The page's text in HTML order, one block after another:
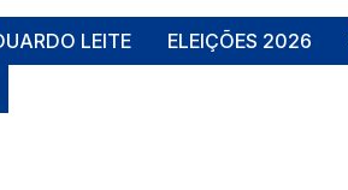
LEITE ELEIÇÕES 2026